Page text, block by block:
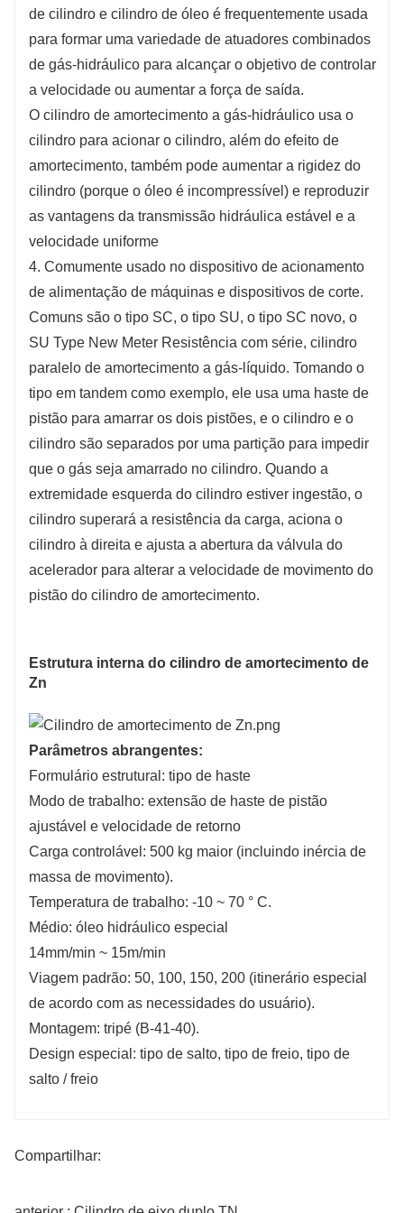
ajustável. Os cilindros de freio estão equipados
com um pequeno tanque de combustível de
compensação para garantir que o volume de
óleo seja automaticamente equilibrado.
de cilindro e cilindro de óleo é frequentemente usada
para formar uma variedade de atuadores combinados
de gás-hidráulico para alcançar o objetivo de controlar
a velocidade ou aumentar a força de saída.
O cilindro de amortecimento a gás-hidráulico usa o
cilindro para acionar o cilindro, além do efeito de
amortecimento, também pode aumentar a rigidez do
cilindro (porque o óleo é incompressível) e reproduzir
as vantagens da transmissão hidráulica estável e a
velocidade uniforme
4. Comumente usado no dispositivo de acionamento
de alimentação de máquinas e dispositivos de corte.
Comuns são o tipo SC, o tipo SU, o tipo SC novo, o
SU Type New Meter Resistência com série, cilindro
paralelo de amortecimento a gás-líquido. Tomando o
tipo em tandem como exemplo, ele usa uma haste de
pistão para amarrar os dois pistões, e o cilindro e o
cilindro são separados por uma partição para impedir
que o gás seja amarrado no cilindro. Quando a
extremidade esquerda do cilindro estiver ingestão, o
cilindro superará a resistência da carga, aciona o
cilindro à direita e ajusta a abertura da válvula do
acelerador para alterar a velocidade de movimento do
pistão do cilindro de amortecimento.
Estrutura interna do cilindro de amortecimento de
Zn
Parâmetros abrangentes:
Formulário estrutural: tipo de haste
Modo de trabalho: extensão de haste de pistão
ajustável e velocidade de retorno
Carga controlável: 500 kg maior (incluindo inércia de
massa de movimento).
Temperatura de trabalho: -10 ~ 70 ° C.
Médio: óleo hidráulico especial
14mm/min ~ 15m/min
Viagem padrão: 50, 100, 150, 200 (itinerário especial
de acordo com as necessidades do usuário).
Montagem: tripé (B-41-40).
Design especial: tipo de salto, tipo de freio, tipo de
salto / freio
Compartilhar: